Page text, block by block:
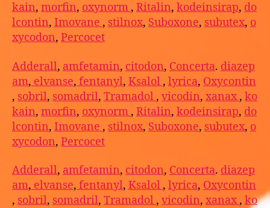
kain, morfin, oxynorm , Ritalin, kodeinsirap, do
lcontin, Imovane , stilnox, Suboxone, subutex, o
xycodon, Percocet
Adderall, amfetamin, citodon, Concerta. diazep
am, elvanse, fentanyl, Ksalol , lyrica, Oxycontin
, sobril, somadril, Tramadol , vicodin, xanax, ko
kain, morfin, oxynorm , Ritalin, kodeinsirap, do
lcontin, Imovane , stilnox, Suboxone, subutex, o
xycodon, Percocet
Adderall, amfetamin, citodon, Concerta. diazep
am, elvanse, fentanyl, Ksalol , lyrica, Oxycontin
, sobril, somadril, Tramadol , vicodin, xanax, ko